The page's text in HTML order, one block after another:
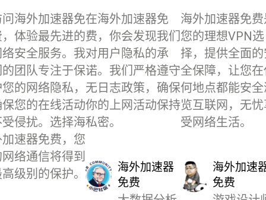
海外加速器免
体验最先进的
安全服务。我
团队专注于保
的网络隐私，
您的在线活动
侵扰。选择海
速器免费，您
络通信将得到
级别的保护。
在海外加速器免
费，你会发现我们
对用户隐私的承
诺。我们严格遵守
无日志政策，确保
你的上网活动保持
私密。
海外加速器
免费
海外加速器免
您的理想VPN选
择，提供全面
全保障，让您
何地点都能安
览互联网，无
受网络生活。
海外加速
免费